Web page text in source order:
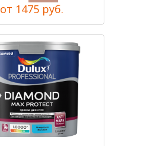
от 1475 руб.